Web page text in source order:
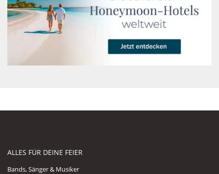
ALLES FÜR DEINE FEIER
Bands, Sänger & Musiker